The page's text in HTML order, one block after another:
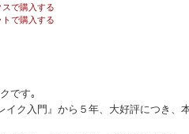
で購入する
で購入する
です｡
イク入門』から５年、大好評につき、